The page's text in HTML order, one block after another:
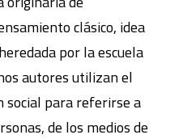
clásico, idea
por la escuela
autores utilizan el
social para referirse a
de los medios de